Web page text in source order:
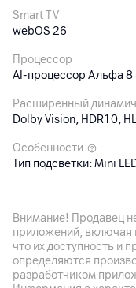
Smart TV
webOS 26
Процессор
AI-процессор Альфа 8
Расширенный
Dolby Vision, HDR10,
Особенности
Тип подсветки: Mini
Аудиосистема
Встроенные динамики
Аудио выход: 20 Вт,
Внимание! Продавец
приложений, включая
что их доступность и
определяются
разработчиком